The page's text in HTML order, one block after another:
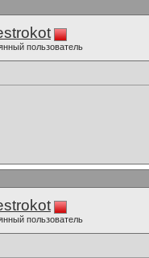
пользователь
пользователь